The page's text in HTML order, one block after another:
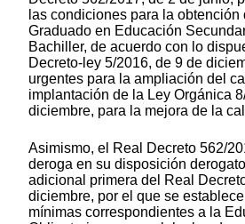
las condiciones para la obtención
Graduado en Educación
Bachiller, de acuerdo con lo
Decreto-ley 5/2016, de 9 de
urgentes para la ampliación del
implantación de la Ley Orgánica
diciembre, para la mejora de la
Asimismo, el Real Decreto 562/
deroga en su disposición
adicional primera del Real
diciembre, por el que se
mínimas correspondientes a la